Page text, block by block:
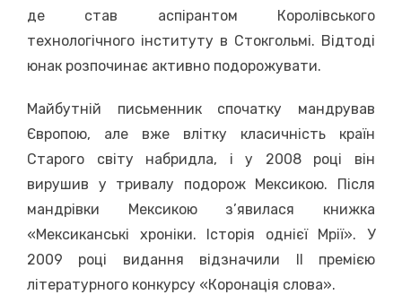
де став аспірантом Королівського
технологічного інституту в Стокгольмі. Відтоді
юнак розпочинає активно подорожувати.
Майбутній письменник спочатку мандрував
Європою, але вже влітку класичність країн
Старого світу набридла, і у 2008 році він
вирушив у тривалу подорож Мексикою. Після
мандрівки Мексикою з’явилася книжка
«Мексиканські хроніки. Історія однієї Мрії». У
2009 році видання відзначили ІІ премією
літературного конкурсу «Коронація слова».